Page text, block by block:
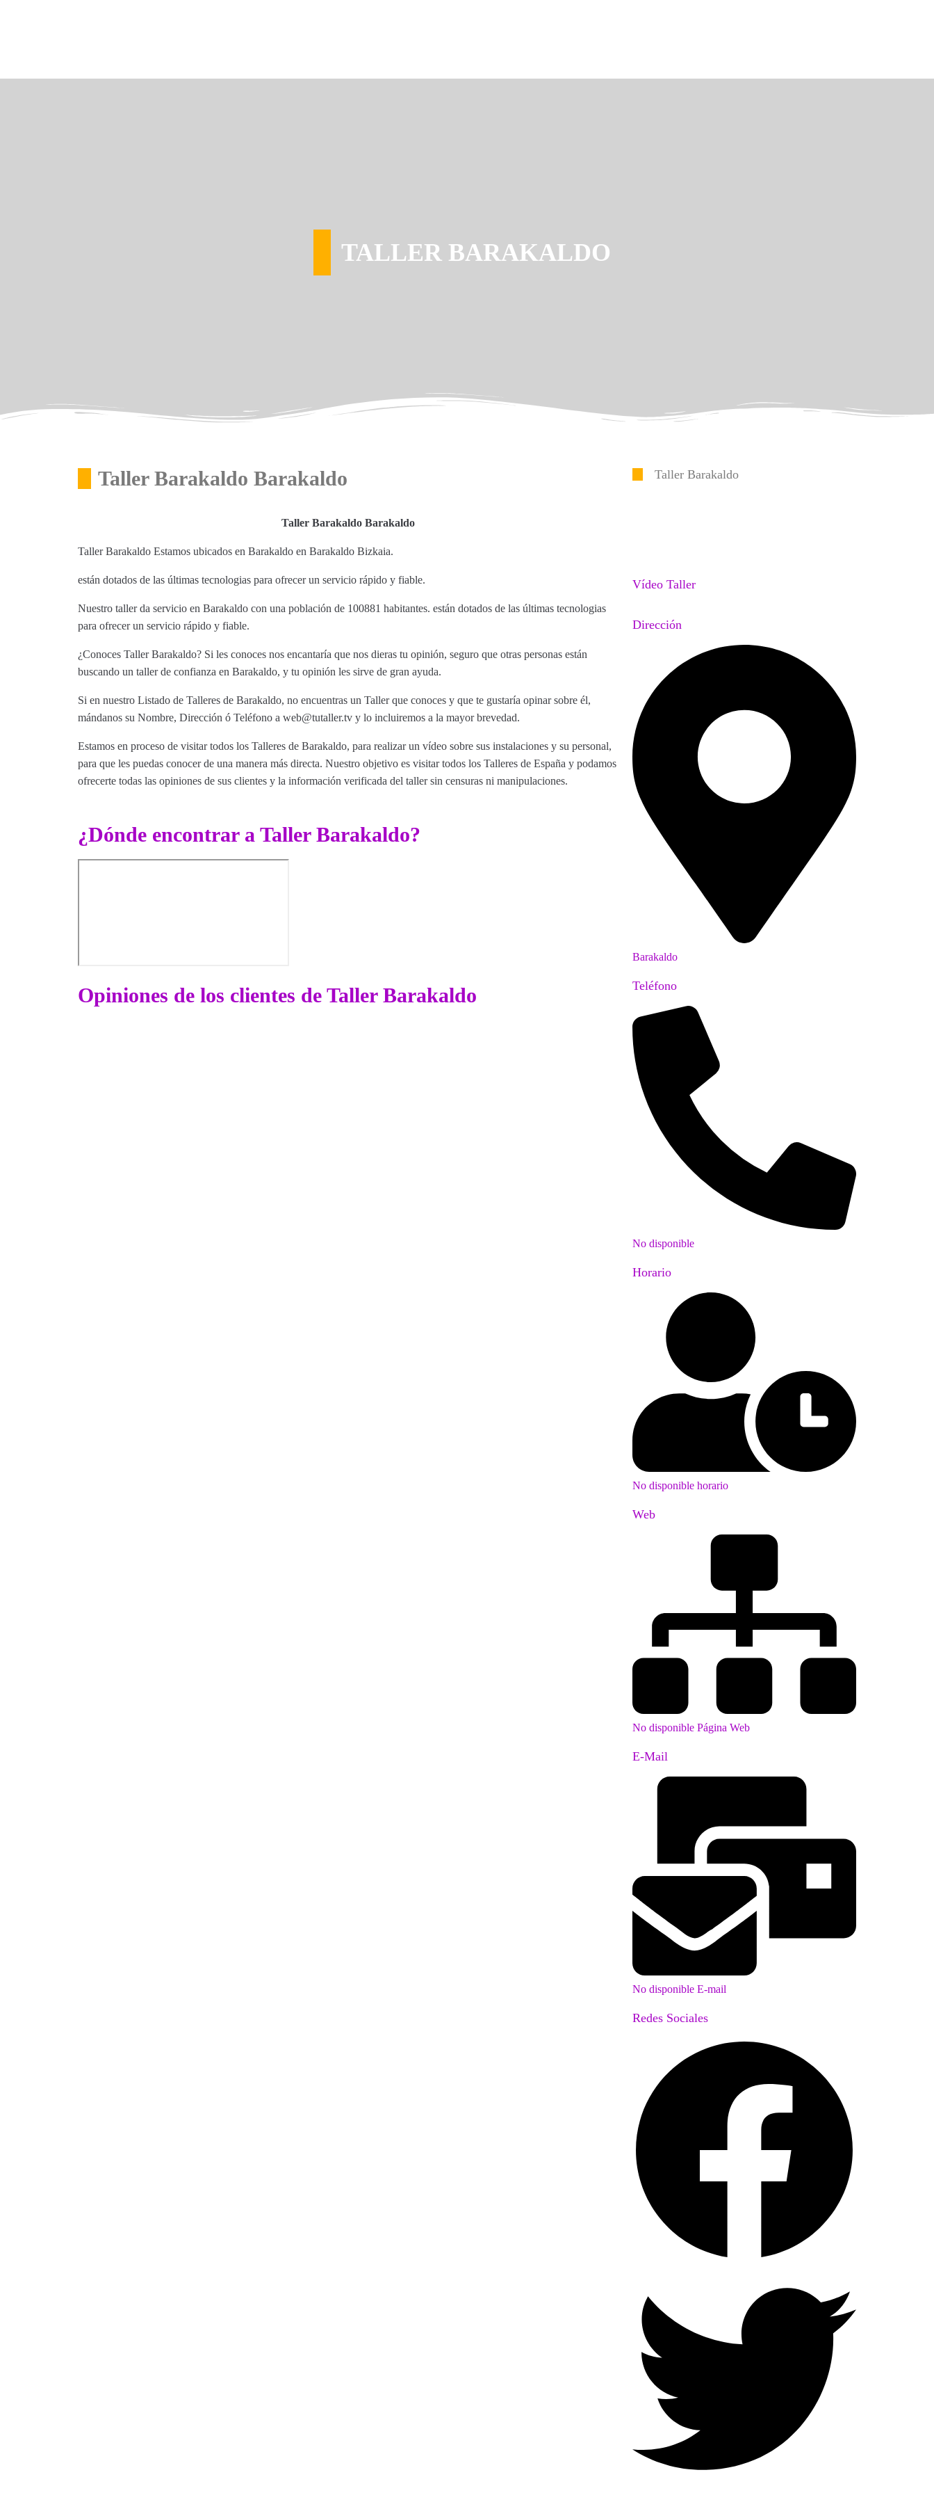
TALLER BARAKALDO
Taller Barakaldo Barakaldo
Taller Barakaldo Barakaldo
Taller Barakaldo Estamos ubicados en Barakaldo en Barakaldo Bizkaia.
están dotados de las últimas tecnologias para ofrecer un servicio rápido y fiable.
Nuestro taller da servicio en Barakaldo con una población de 100881 habitantes. están dotados de las últimas tecnologias
para ofrecer un servicio rápido y fiable.
¿Conoces Taller Barakaldo? Si les conoces nos encantaría que nos dieras tu opinión, seguro que otras personas están
buscando un taller de confianza en Barakaldo, y tu opinión les sirve de gran ayuda.
Si en nuestro Listado de Talleres de Barakaldo, no encuentras un Taller que conoces y que te gustaría opinar sobre él,
mándanos su Nombre, Dirección ó Teléfono a web@tutaller.tv y lo incluiremos a la mayor brevedad.
Estamos en proceso de visitar todos los Talleres de Barakaldo, para realizar un vídeo sobre sus instalaciones y su personal,
para que les puedas conocer de una manera más directa. Nuestro objetivo es visitar todos los Talleres de España y podamos
ofrecerte todas las opiniones de sus clientes y la información verificada del taller sin censuras ni manipulaciones.
¿Dónde encontrar a Taller Barakaldo?
Opiniones de los clientes de Taller Barakaldo
Taller Barakaldo
Vídeo Taller
Dirección
Barakaldo
Teléfono
No disponible
Horario
No disponible horario
Web
No disponible Página Web
E-Mail
No disponible E-mail
Redes Sociales